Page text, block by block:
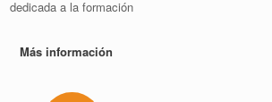
dedicada a la formación
Más información